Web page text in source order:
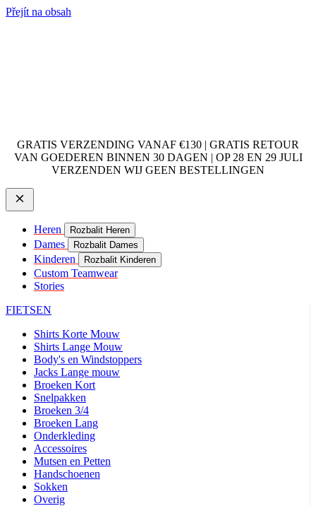
Přejít na obsah
GRATIS VERZENDING VANAF €130 | GRATIS RETOUR
VAN GOEDEREN BINNEN 30 DAGEN | OP 28 EN 29 JULI
VERZENDEN WIJ GEEN BESTELLINGEN
Heren Rozbalit Heren
Dames Rozbalit Dames
Kinderen Rozbalit Kinderen
Custom Teamwear
Stories
FIETSEN
Shirts Korte Mouw
Shirts Lange Mouw
Body's en Windstoppers
Jacks Lange mouw
Broeken Kort
Snelpakken
Broeken 3/4
Broeken Lang
Onderkleding
Accessoires
Mutsen en Petten
Handschoenen
Sokken
Overig